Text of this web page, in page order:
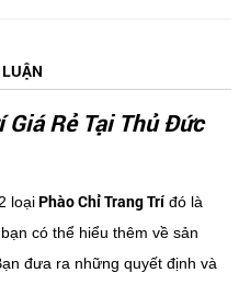
Giá Rẻ Tại Thủ Đức
loạiPhào Chỉ Trang Tríđó là
có thể hiểu thêm về sản
đưa ra những quyết định và